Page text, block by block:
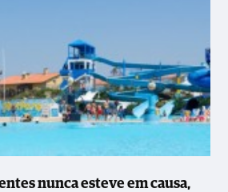
nunca esteve em causa,